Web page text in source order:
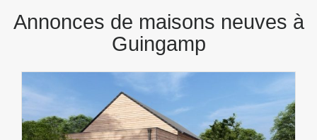
Annonces de maisons neuves à
Guingamp